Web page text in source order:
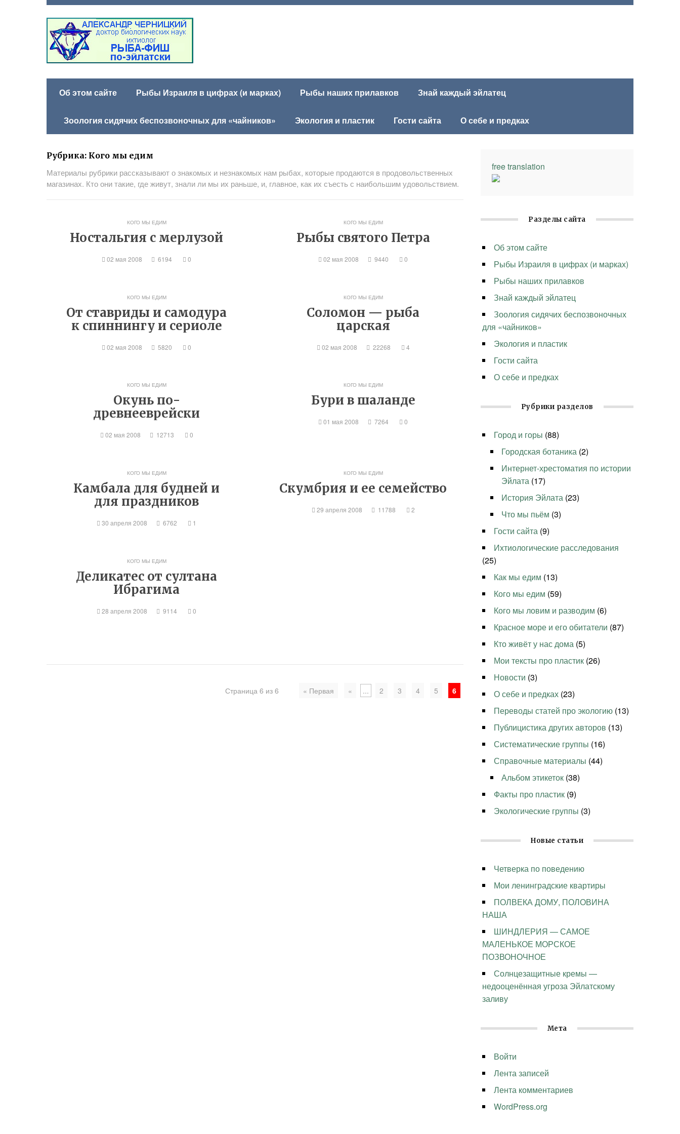
Об этом сайте Рыбы Израиля в цифрах (и марках) Рыбы наших прилавков Знай каждый эйлатец
Зоология сидячих беспозвоночных для «чайников» Экология и пластик Гости сайта О себе и предках
Рубрика: Кого мы едим
Материалы рубрики рассказывают о знакомых и незнакомых нам рыбах, которые продаются в продовольственных
магазинах. Кто они такие, где живут, знали ли мы их раньше, и, главное, как их съесть с наибольшим удовольствием.
КОГО МЫ ЕДИМ
Ностальгия с мерлузой
02 мая 2008 6194 0
КОГО МЫ ЕДИМ
Рыбы святого Петра
02 мая 2008 9440 0
КОГО МЫ ЕДИМ
От ставриды и самодура
к спиннингу и сериоле
02 мая 2008 5820 0
КОГО МЫ ЕДИМ
Соломон — рыба
царская
02 мая 2008 22268 4
КОГО МЫ ЕДИМ
Окунь по-
древнееврейски
02 мая 2008 12713 0
КОГО МЫ ЕДИМ
Бури в шаланде
01 мая 2008 7264 0
КОГО МЫ ЕДИМ
Камбала для будней и
для праздников
30 апреля 2008 6762 1
КОГО МЫ ЕДИМ
Скумбрия и ее семейство
29 апреля 2008 11788 2
КОГО МЫ ЕДИМ
Деликатес от султана
Ибрагима
28 апреля 2008 9114 0
Страница 6 из 6 « Первая « ... 2 3 4 5 6
free translation
Разделы сайта
Об этом сайте
Рыбы Израиля в цифрах (и марках)
Рыбы наших прилавков
Знай каждый эйлатец
Зоология сидячих беспозвоночных
для «чайников»
Экология и пластик
Гости сайта
О себе и предках
Рубрики разделов
Город и горы (88)
Городская ботаника (2)
Интернет-хрестоматия по истории
Эйлата (17)
История Эйлата (23)
Что мы пьём (3)
Гости сайта (9)
Ихтиологические расследования
(25)
Как мы едим (13)
Кого мы едим (59)
Кого мы ловим и разводим (6)
Красное море и его обитатели (87)
Кто живёт у нас дома (5)
Мои тексты про пластик (26)
Новости (3)
О себе и предках (23)
Переводы статей про экологию (13)
Публицистика других авторов (13)
Систематические группы (16)
Справочные материалы (44)
Альбом этикеток (38)
Факты про пластик (9)
Экологические группы (3)
Новые статьи
Четверка по поведению
Мои ленинградские квартиры
ПОЛВЕКА ДОМУ, ПОЛОВИНА
НАША
ШИНДЛЕРИЯ — САМОЕ
МАЛЕНЬКОЕ МОРСКОЕ
ПОЗВОНОЧНОЕ
Солнцезащитные кремы —
недооценённая угроза Эйлатскому
заливу
Мета
Войти
Лента записей
Лента комментариев
WordPress.org